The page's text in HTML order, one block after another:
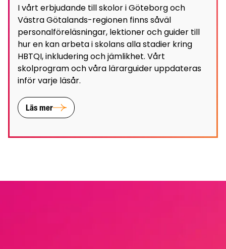
I vårt erbjudande till skolor i Göteborg och
Västra Götalands-regionen finns såväl
personalföreläsningar, lektioner och guider till
hur en kan arbeta i skolans alla stadier kring
HBTQI, inkludering och jämlikhet. Vårt
skolprogram och våra lärarguider uppdateras
inför varje läsår.
Läs mer